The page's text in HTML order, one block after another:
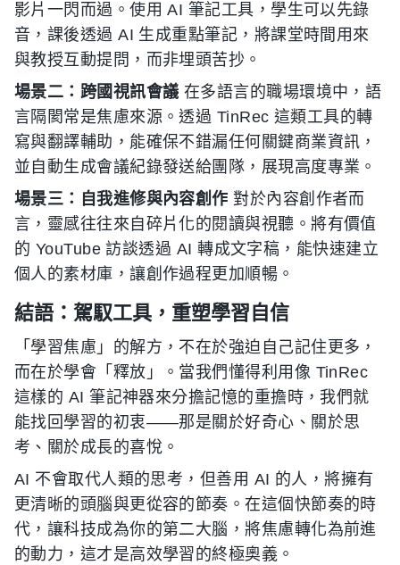
影片一閃而過。使用 AI 筆記工具，學生可以先錄
音，課後透過 AI 生成重點筆記，將課堂時間用來
與教授互動提問，而非埋頭苦抄。
場景二：跨國視訊會議 在多語言的職場環境中，語
言隔閡常是焦慮來源。透過 TinRec 這類工具的轉
寫與翻譯輔助，能確保不錯漏任何關鍵商業資訊，
並自動生成會議紀錄發送給團隊，展現高度專業。
場景三：自我進修與內容創作 對於內容創作者而
言，靈感往往來自碎片化的閱讀與視聽。將有價值
的 YouTube 訪談透過 AI 轉成文字稿，能快速建立
個人的素材庫，讓創作過程更加順暢。
結語：駕馭工具，重塑學習自信
「學習焦慮」的解方，不在於強迫自己記住更多，
而在於學會「釋放」。當我們懂得利用像 TinRec
這樣的 AI 筆記神器來分擔記憶的重擔時，我們就
能找回學習的初衷——那是關於好奇心、關於思
考、關於成長的喜悅。
AI 不會取代人類的思考，但善用 AI 的人，將擁有
更清晰的頭腦與更從容的節奏。在這個快節奏的時
代，讓科技成為你的第二大腦，將焦慮轉化為前進
的動力，這才是高效學習的終極奧義。